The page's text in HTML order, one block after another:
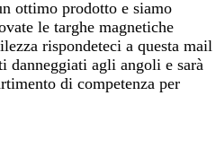
ottimo prodotto e siamo
le targhe magnetiche
rispondeteci a questa mail
danneggiati agli angoli e sarà
di competenza per